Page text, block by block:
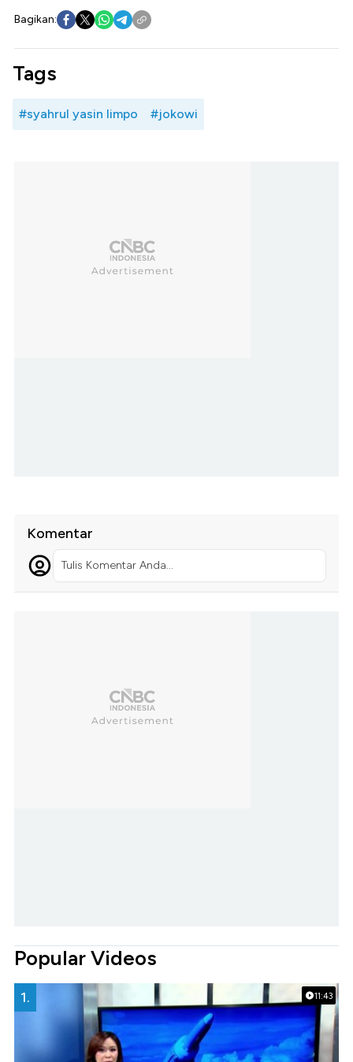
Bagikan:
Tags
#syahrul yasin limpo #jokowi
Komentar
Tulis Komentar Anda...
Popular Videos
11:43
1.